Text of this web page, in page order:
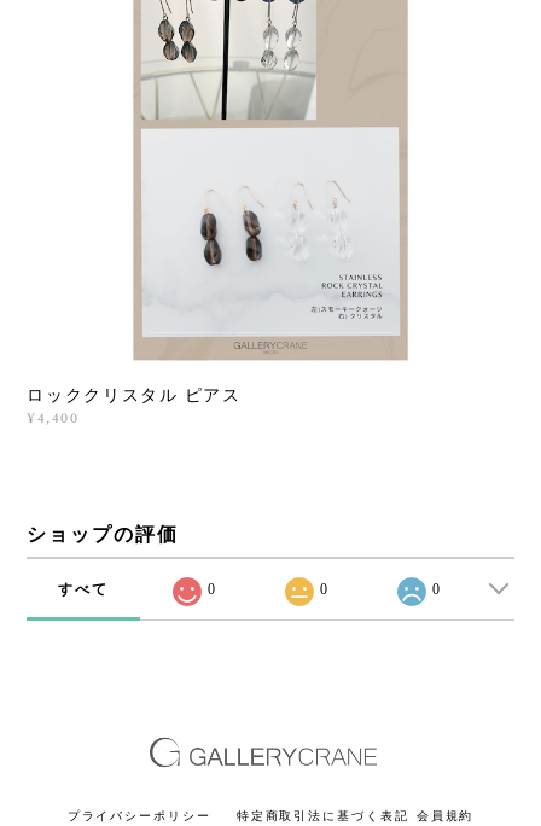
ロッククリスタル ピアス
¥4,400
ショップの評価
すべて 0 0 0
プライバシーポリシー 特定商取引法に基づく表記 会員規約